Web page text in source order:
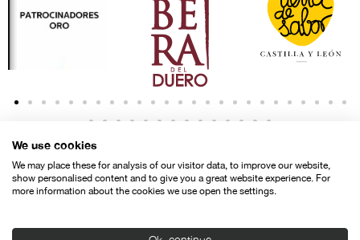
Política de privacidad
We use cookies
We may place these for analysis of our visitor data, to improve our website,
show personalised content and to give you a great website experience. For
more information about the cookies we use open the settings.